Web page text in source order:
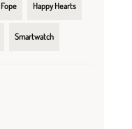
Fope Happy Hearts
Smartwatch